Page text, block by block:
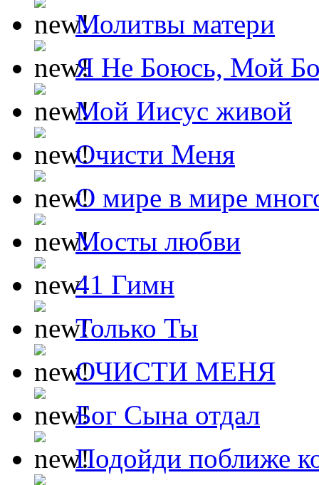
Молитвы матери
Я Не Боюсь, Мой
Мой Иисус живой
Очисти Меня
О мире в мире
Мосты любви
41 Гимн
Только Ты
ОЧИСТИ МЕНЯ
Бог Сына отдал
Подойди поближе